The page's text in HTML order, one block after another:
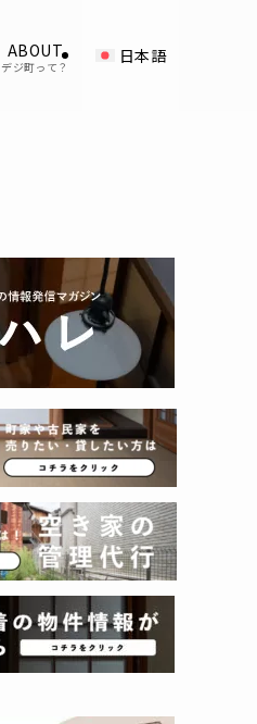
ABOUT
デジ町って？
日本語